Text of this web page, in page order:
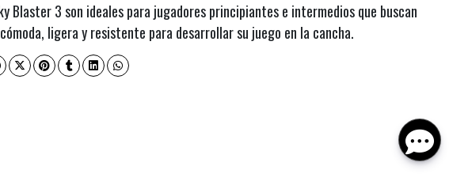
Blaster 3 son ideales para jugadores principiantes e intermedios que buscan
ligera y resistente para desarrollar su juego en la cancha.